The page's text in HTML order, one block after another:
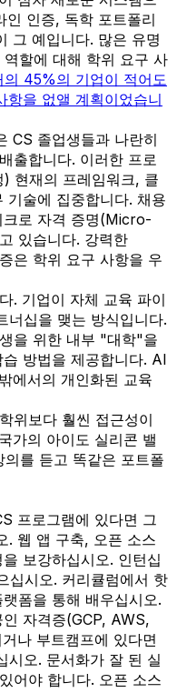
인 인증, 독학 포트폴리
그 예입니다. 많은 유명
할에 대해 학위 요구 사
45%의 기업이 적어도
항을 없앨 계획이었습니
CS 졸업생들과 나란히
출합니다. 이러한 프로
현재의 프레임워크, 클
기술에 집중합니다. 채용
크로 자격 증명(Micro-
있습니다. 강력한
은 학위 요구 사항을 우
. 기업이 자체 교육 파이
너십을 맺는 방식입니다.
을 위한 내부 "대학"을
방법을 제공합니다. AI
에서의 개인화된 교육
위보다 훨씬 접근성이
가의 아이도 실리콘 밸
를 듣고 똑같은 포트폴
프로그램에 있다면 그
. 웹 앱 구축, 오픈 소스
보강하십시오. 인턴십
십시오. 커리큘럼에서 핫
폼을 통해 배우십시오.
자격증(GCP, AWS,
나 부트캠프에 있다면
시오. 문서화가 잘 된 실
어야 합니다. 오픈 소스